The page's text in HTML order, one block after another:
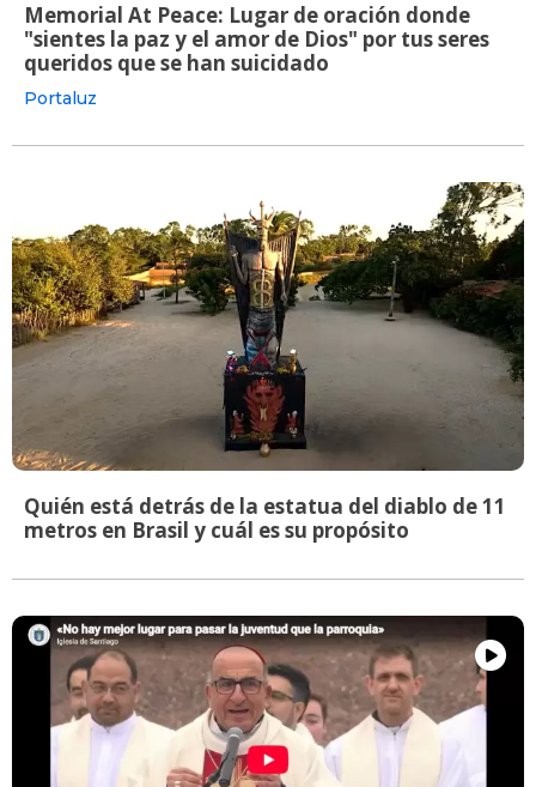
Memorial At Peace: Lugar de oración donde
"sientes la paz y el amor de Dios" por tus seres
queridos que se han suicidado
Portaluz
Quién está detrás de la estatua del diablo de 11
metros en Brasil y cuál es su propósito